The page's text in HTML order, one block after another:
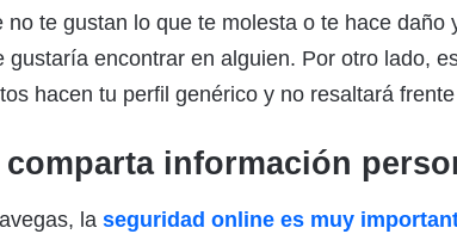
no te gustan lo que te molesta o te hace daño
gustaría encontrar en alguien. Por otro lado,
hacen tu perfil genérico y no resaltará
comparta información
la seguridad online es muy